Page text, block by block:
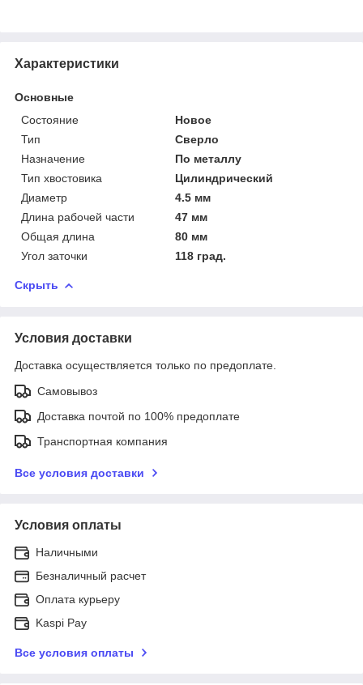
Характеристики
Основные
Состояние
Новое
Тип
Сверло
Назначение
По металлу
Тип хвостовика
Цилиндрический
Диаметр
4.5 мм
Длина рабочей части
47 мм
Общая длина
80 мм
Угол заточки
118 град.
Скрыть
Условия доставки
Доставка осуществляется только по предоплате.
Самовывоз
Доставка почтой по 100% предоплате
Транспортная компания
Все условия доставки
Условия оплаты
Наличными
Безналичный расчет
Оплата курьеру
Kaspi Pay
Все условия оплаты